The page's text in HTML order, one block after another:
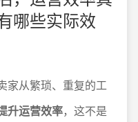
哪些实际效
家从繁琐、重复的工
升运营效率，这不是